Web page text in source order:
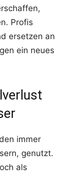
Profis
ersetzen an
ein neues
immer
genutzt.
als